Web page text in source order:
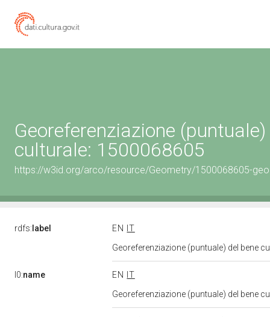
Georeferenziazione
culturale: 1500068605
https://w3id.org/arco/resource/Geometry/1500068605-
rdfs: label EN
IT
Georeferenziazione (puntuale) del bene
l0:name EN
IT
Georeferenziazione (puntuale) del bene